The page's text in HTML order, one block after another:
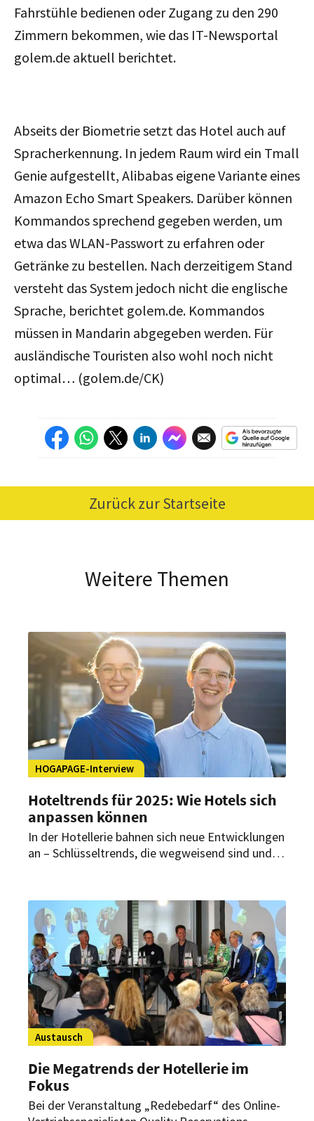
Fahrstühle bedienen oder Zugang zu den 290
Zimmern bekommen, wie das IT-Newsportal
golem.de aktuell berichtet.
Abseits der Biometrie setzt das Hotel auch auf
Spracherkennung. In jedem Raum wird ein Tmall
Genie aufgestellt, Alibabas eigene Variante eines
Amazon Echo Smart Speakers. Darüber können
Kommandos sprechend gegeben werden, um
etwa das WLAN-Passwort zu erfahren oder
Getränke zu bestellen. Nach derzeitigem Stand
versteht das System jedoch nicht die englische
Sprache, berichtet golem.de. Kommandos
müssen in Mandarin abgegeben werden. Für
ausländische Touristen also wohl noch nicht
optimal… (golem.de/CK)
Zurück zur Startseite
Weitere Themen
HOGAPAGE-Interview
Hoteltrends für 2025: Wie Hotels sich
anpassen können
In der Hotellerie bahnen sich neue Entwicklungen
an – Schlüsseltrends, die wegweisend sind und
Naomi Klag von der Media Manufacture
Mannheim gewähren spannende Einblicke in die
Trends für 2025 und erläutern, wie sich Hotels
anpassen können, um ihren Gästen erstklassige
Erlebnisse zu bieten.
Austausch
Die Megatrends der Hotellerie im
Fokus
Bei der Veranstaltung „Redebedarf“ des Online-